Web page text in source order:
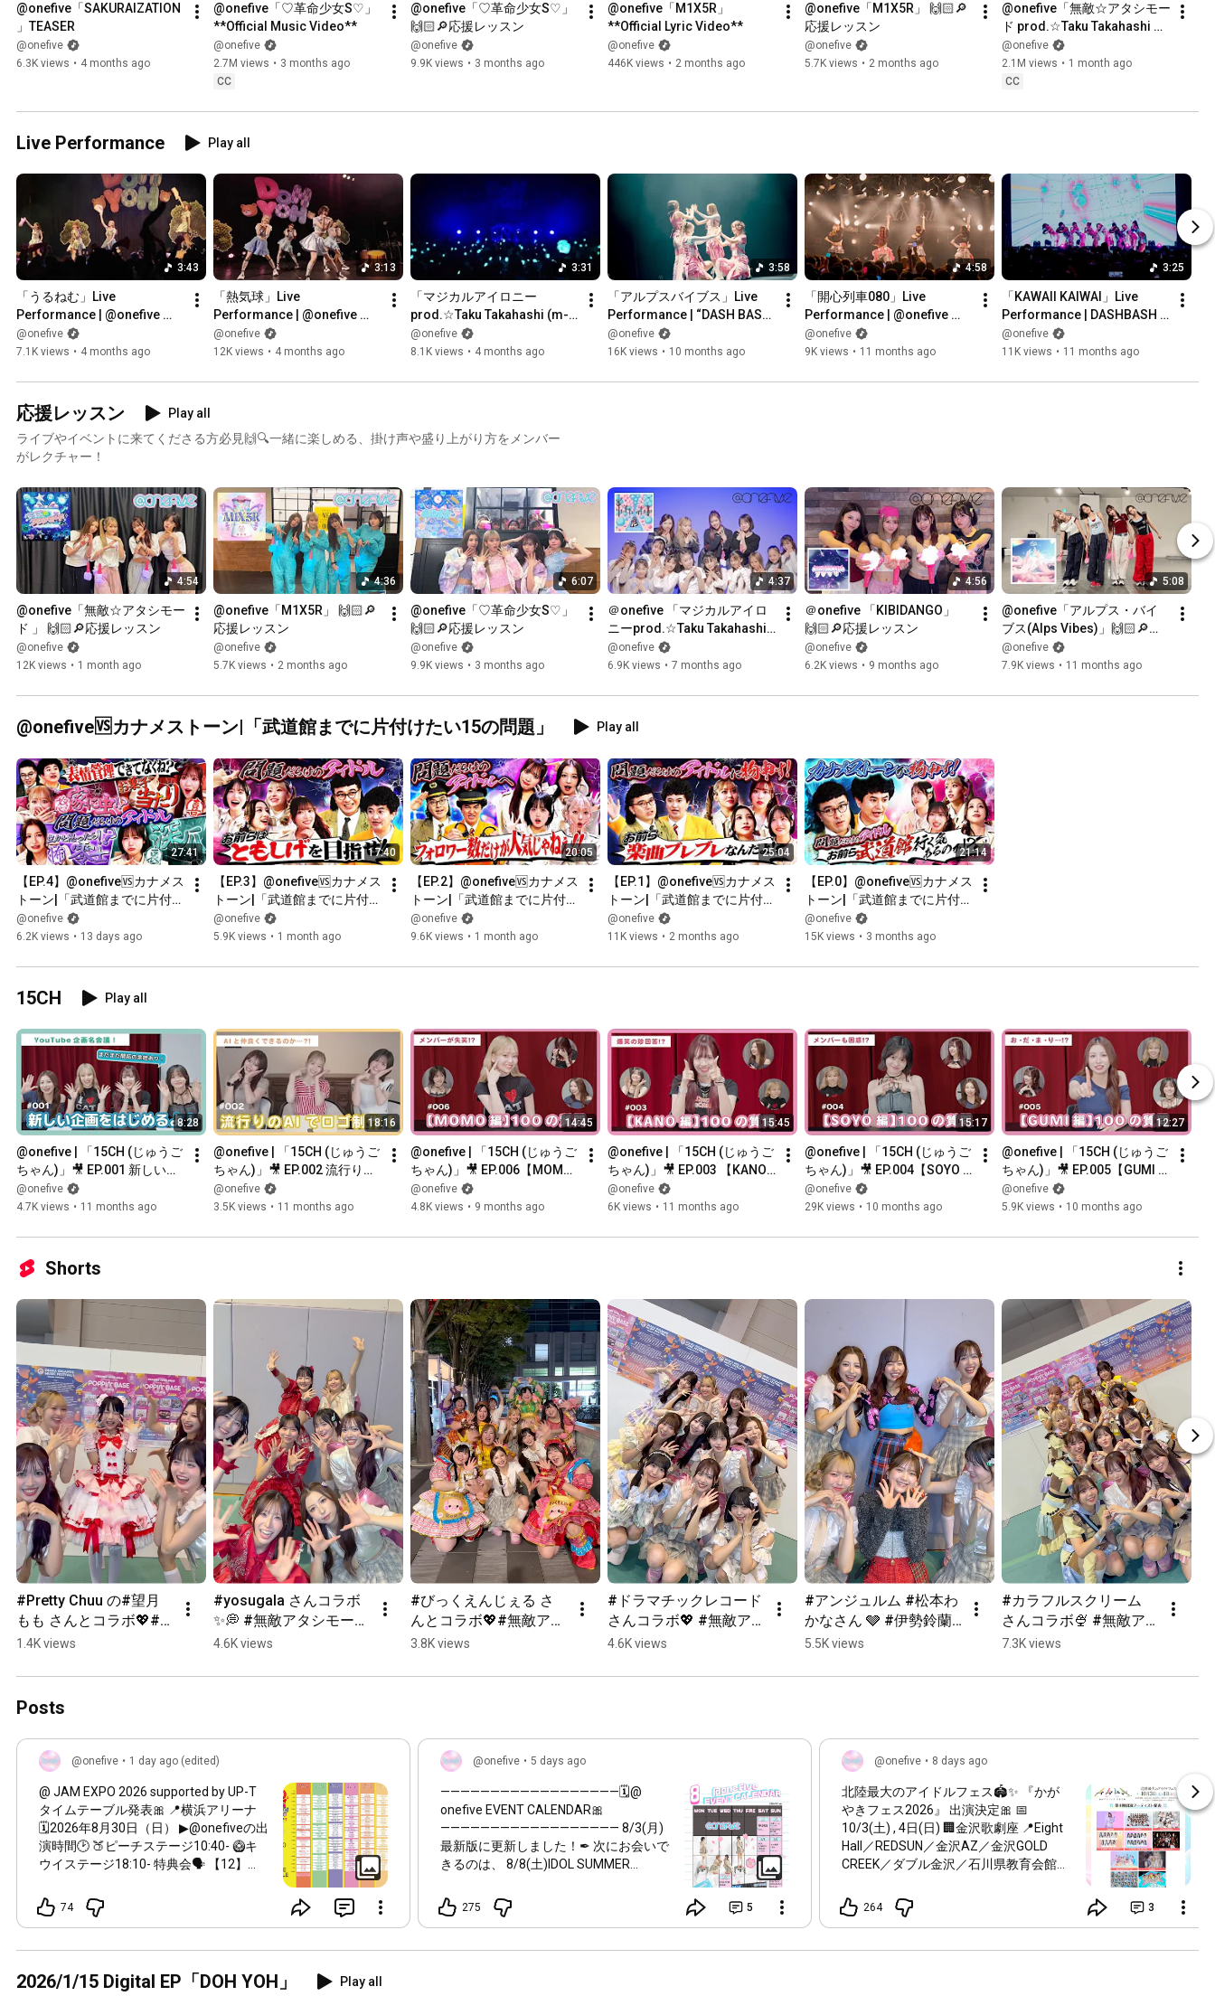
第三弾🦸‍♀️⏰「無敵☆アタシモード prod.☆Taku Takahashi (m-
flo)」
🔗https://onefive-jp.lnk.to/invincible_...
https://subscription.app.c-rayon.com/...
【会費】
月額450円 (旧額680円) / 年額4,980円 (旧額7,480円)
【サービス】
■デジタル会員証
■@onefive MAGAZINE ※noteより全データを移行してお引越し
いたします。
■MOVIE
■メモリアルスケジュール機能
■バースデー動画＆メッセージ
■情報プッシュ通知
◆@onefiveオフィシャルアカウント◆
YouTube：http://youtube.com/c/onefive
Instagram：https://www.instagram.com/15_onefive_...
X：https://twitter.com/onefive_music
TikTok：https://www.tiktok.com/@official.onefive
Weibo： https://m.weibo.cn/u/7571540017
◆@onefiveオフィシャルサイト◆
https://onefive-web.jp/
#onefive#無敵アタシモード#SAKURAIZATION
#ドキドキモーニング
#BABYMETAL
@onefive「SAKURAIZATION
」TEASER
@onefive
6.3K views • 4 months ago
@​onefive「♡革命少女S♡」
**Official Music Video**
@onefive
2.7M views • 3 months ago
CC
@onefive「♡革命少女S♡」
🙌🏻🔎応援レッスン
@onefive
9.9K views • 3 months ago
@​onefive「M1X5R」
**Official Lyric Video**
@onefive
446K views • 2 months ago
@onefive「M1X5R」 🙌🏻🔎
応援レッスン
@onefive
5.7K views • 2 months ago
@​onefive「無敵☆アタシモー
ド prod.☆Taku Takahashi
(m-flo)」**Official Music
Video**
@onefive
2.1M views • 1 month ago
CC
Live Performance Play all
3:43
「うるねむ」Live
Performance | @onefive
LIVE 2025 “DOH YOH”東京公
演
@onefive
7.1K views • 4 months ago
3:13
「熱気球」Live
Performance | @onefive
LIVE 2025 “DOH YOH”東京公
演
@onefive
12K views • 4 months ago
3:31
「マジカルアイロニー
prod.☆Taku Takahashi (m-
flo)」Live Performance |
@onefive LIVE 2025 “DOH
@onefive
8.1K views • 4 months ago
3:58
「アルプスバイブス」Live
Performance | “DASH BASH”
‒‒ presented by @onefive
vol.1 ‒ w/"AMEFURASSHI"
@onefive
16K views • 10 months ago
4:58
「開心列車080」Live
Performance | @onefive
TOUR 2025 "more than
kawaii"
@onefive
9K views • 11 months ago
3:25
「KAWAII KAIWAI」Live
Performance | DASHBASH
vol.1 w/AMEFURASSHI
@onefive
11K views • 11 months ago
応援レッスン
Play all
ライブやイベントに来てくださる方必見🙌🔍一緒に楽しめる、掛け声や盛り上がり方をメンバー
がレクチャー！
4:54
@onefive「無敵☆アタシモー
ド 」 🙌🏻🔎応援レッスン
@onefive
12K views • 1 month ago
4:36
@onefive「M1X5R」 🙌🏻🔎
応援レッスン
@onefive
5.7K views • 2 months ago
6:07
@onefive「♡革命少女S♡」
🙌🏻🔎応援レッスン
@onefive
9.9K views • 3 months ago
4:37
＠onefive 「マジカルアイロ
ニーprod.☆Taku Takahashi
(m-flo)」🙌🏻🔎応援レッスン
@onefive
6.9K views • 7 months ago
4:56
＠onefive 「KIBIDANGO」
🙌🏻🔎応援レッスン
@onefive
6.2K views • 9 months ago
5:08
@onefive「アルプス・バイ
ブス(Alps Vibes)」🙌🏻🔎応
援レッスン
@onefive
7.9K views • 11 months ago
@onefive🆚カナメストーン|「武道館までに片付けたい15の問題」 Play all
27:41
【EP.4】@onefive🆚カナメス
トーン|「武道館までに片付け
たい15の問題」
@onefive
6.2K views • 13 days ago
17:40
【EP.3】@onefive🆚カナメス
トーン|「武道館までに片付け
たい15の問題」
@onefive
5.9K views • 1 month ago
20:05
【EP.2】@onefive🆚カナメス
トーン|「武道館までに片付け
たい15の問題」
@onefive
9.6K views • 1 month ago
25:04
【EP.1】@onefive🆚カナメス
トーン|「武道館までに片付け
たい15の問題」
@onefive
11K views • 2 months ago
21:14
【EP.0】@onefive🆚カナメス
トーン|「武道館までに片付け
たい15の問題」
@onefive
15K views • 3 months ago
15CH Play all
8:28
@onefive | 「15CH (じゅうご
ちゃん)」🎥 EP.001 新しい企
画をはじめるよ！
@onefive
4.7K views • 11 months ago
18:16
@onefive | 「15CH (じゅうご
ちゃん)」🎥 EP.002 流行りの
AIでロゴ制作！
@onefive
3.5K views • 11 months ago
14:45
@onefive | 「15CH (じゅうご
ちゃん)」🎥 EP.006【MOMO
編】100の質問
@onefive
4.8K views • 9 months ago
15:45
@onefive | 「15CH (じゅうご
ちゃん)」🎥 EP.003 【KANO
編】100の質問
@onefive
6K views • 11 months ago
15:17
@onefive | 「15CH (じゅうご
ちゃん)」🎥 EP.004【SOYO
編】100の質問
@onefive
29K views • 10 months ago
12:27
@onefive | 「15CH (じゅうご
ちゃん)」🎥 EP.005【GUMI
編】100の質問
@onefive
5.9K views • 10 months ago
Shorts
#Pretty Chuu の#望月
もも さんとコラボ💖#
無敵アタシモード を一
共演できること楽しみ
にしてます！#プリチュ
ー #onefive #shorts
1.4K views
#yosugala さんコラボ
✨💭 #無敵アタシモード
を一緒に踊りました🎶
しみにしてます！#ヨス
4.6K views
#びっくえんじぇる さ
んとコラボ💖#無敵アタ
シモード を一緒に踊り
ること楽しみにしてま
3.8K views
#ドラマチックレコード
さんコラボ💖 #無敵ア
タシモード を一緒に踊
きること楽しみにして
#shorts
4.6K views
#アンジュルム #松本わ
かなさん 🩶 #伊勢鈴蘭
❤️さんコラボ💖 #無敵
踊りました🎶 また共演
イドル#shorts
5.5K views
#カラフルスクリーム
さんコラボ🍨 #無敵ア
タシモード を一緒に踊
きること楽しみにして
7.3K views
Posts
@onefive • 1 day ago (edited)
@ JAM EXPO 2026 supported by UP-T
タイムテーブル発表🎀 📍横浜アリーナ
🗓️2026年8月30日（日） ▶︎@​onefiveの出
演時間🕑 🍑ピーチステージ10:40- 🥝キ
ウイステージ18:10 - 特典会🗣️ 【12】
atjam.jp/expo2026
74
@onefive • 5 days ago
——————————————————🗓️@​
onefive EVENT CALENDAR🎀
—————————————————— 8/3(月)
最新版に更新しました！✒︎ 次にお会いで
きるのは、 8/8(土)IDOL SUMMER
ントの詳細🔗 onefive-web.jp/schedule/ ㅤ
275 5
@onefive • 8 days ago
北陸最大のアイドルフェス🏟️✨ 『かが
やきフェス2026』 出演決定🎀 📅
10/3(土) , 4日(日) 🏢金沢歌劇座 📍Eight
Hall／REDSUN／金沢AZ／金沢GOLD
CREEK／ダブル金沢／石川県教育会館ホ
楽しみに🎶 🔗 kagayaki-fes.jp
264 3
2026/1/15 Digital EP「DOH YOH」 Play all